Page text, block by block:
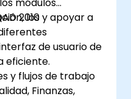
2010 y apoyar a
los
de usuario de
eficiente.
y flujos de trabajo
Finanzas,